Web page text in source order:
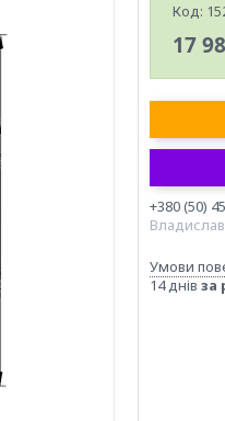
Код:
17
+380 (50)
Владислав
14 днів за